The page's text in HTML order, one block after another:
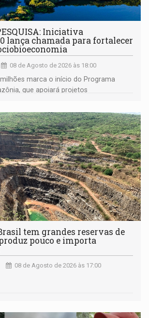
Iniciativa
lança chamada para fortalecer
08 de Agosto de 2026 às 18:00
milhões marca o início do Programa
que apoiará projetos
propostas poderá ser feita até 1º de
tem grandes reservas de
pouco e importa
08 de Agosto de 2026 às 17:00